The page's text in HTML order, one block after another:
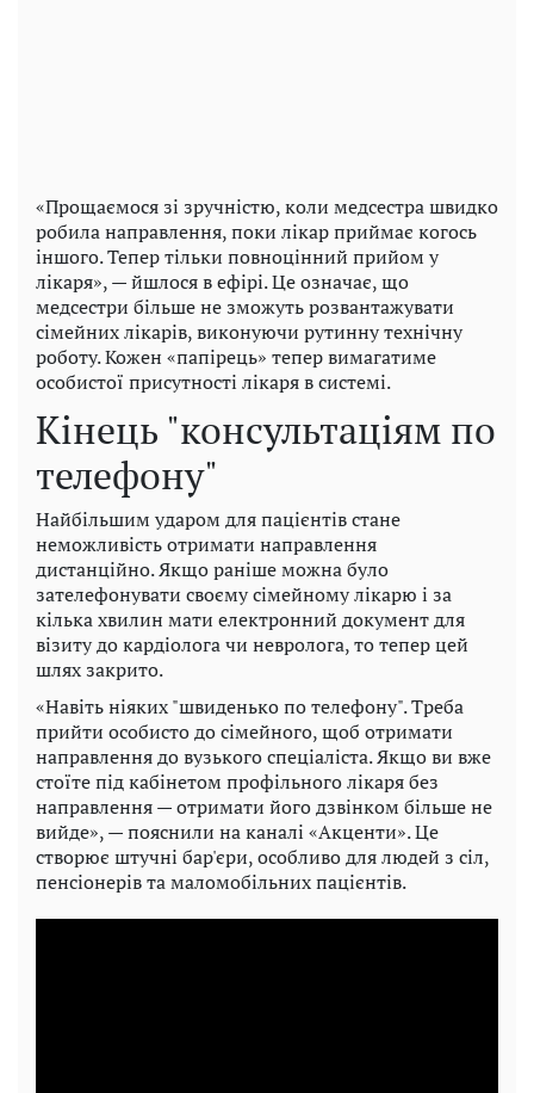
«Прощаємося зі зручністю, коли медсестра швидко
робила направлення, поки лікар приймає когось
іншого. Тепер тільки повноцінний прийом у
лікаря», — йшлося в ефірі. Це означає, що
медсестри більше не зможуть розвантажувати
сімейних лікарів, виконуючи рутинну технічну
роботу. Кожен «папірець» тепер вимагатиме
особистої присутності лікаря в системі.
Кінець "консультаціям по
телефону"
Найбільшим ударом для пацієнтів стане
неможливість отримати направлення
дистанційно. Якщо раніше можна було
зателефонувати своєму сімейному лікарю і за
кілька хвилин мати електронний документ для
візиту до кардіолога чи невролога, то тепер цей
шлях закрито.
«Навіть ніяких "швиденько по телефону". Треба
прийти особисто до сімейного, щоб отримати
направлення до вузького спеціаліста. Якщо ви вже
стоїте під кабінетом профільного лікаря без
направлення — отримати його дзвінком більше не
вийде», — пояснили на каналі «Акценти». Це
створює штучні бар'єри, особливо для людей з сіл,
пенсіонерів та маломобільних пацієнтів.